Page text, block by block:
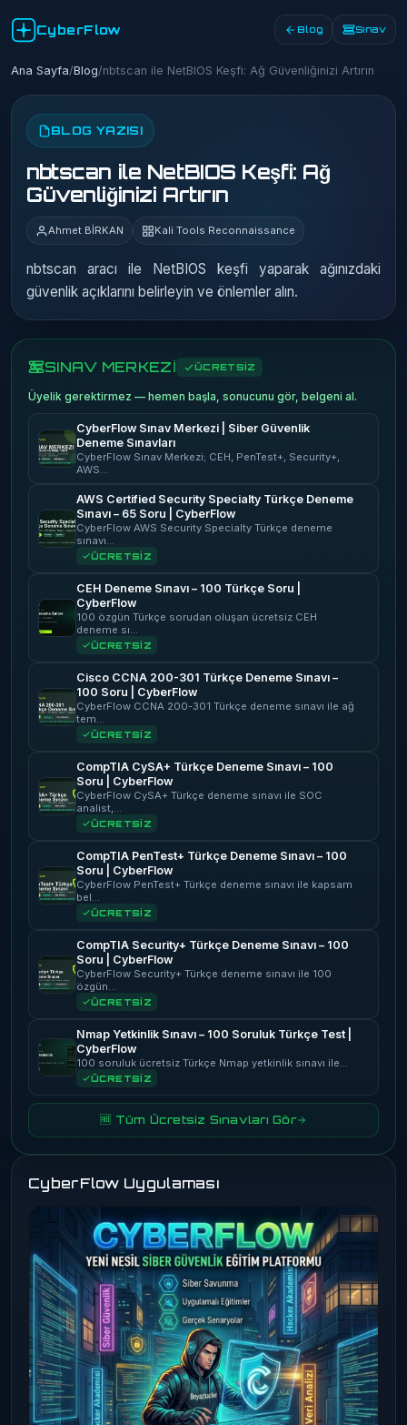
CyberFlow Blog Sınav
Ana Sayfa/Blog/nbtscan ile NetBIOS Keşfi: Ağ Güvenliğinizi Artırın
BLOG YAZISI
nbtscan ile NetBIOS Keşfi: Ağ
Güvenliğinizi Artırın
Ahmet BİRKAN Kali Tools Reconnaissance
nbtscan aracı ile NetBIOS keşfi yaparak ağınızdaki
güvenlik açıklarını belirleyin ve önlemler alın.
SINAV MERKEZİ ÜCRETSİZ
Üyelik gerektirmez — hemen başla, sonucunu gör, belgeni al.
CyberFlow Sınav Merkezi | Siber Güvenlik
Deneme Sınavları
CyberFlow Sınav Merkezi; CEH, PenTest+, Security+,
AWS…
AWS Certified Security Specialty Türkçe Deneme
Sınavı – 65 Soru | CyberFlow
CyberFlow AWS Security Specialty Türkçe deneme
sınavı…
ÜCRETSİZ
CEH Deneme Sınavı – 100 Türkçe Soru |
CyberFlow
100 özgün Türkçe sorudan oluşan ücretsiz CEH
deneme sı…
ÜCRETSİZ
Cisco CCNA 200-301 Türkçe Deneme Sınavı –
100 Soru | CyberFlow
CyberFlow CCNA 200-301 Türkçe deneme sınavı ile ağ
tem…
ÜCRETSİZ
CompTIA CySA+ Türkçe Deneme Sınavı – 100
Soru | CyberFlow
CyberFlow CySA+ Türkçe deneme sınavı ile SOC
analist,…
ÜCRETSİZ
CompTIA PenTest+ Türkçe Deneme Sınavı – 100
Soru | CyberFlow
CyberFlow PenTest+ Türkçe deneme sınavı ile kapsam
bel…
ÜCRETSİZ
CompTIA Security+ Türkçe Deneme Sınavı – 100
Soru | CyberFlow
CyberFlow Security+ Türkçe deneme sınavı ile 100
özgün…
ÜCRETSİZ
Nmap Yetkinlik Sınavı – 100 Soruluk Türkçe Test |
CyberFlow
100 soruluk ücretsiz Türkçe Nmap yetkinlik sınavı ile…
ÜCRETSİZ
🆓 Tüm Ücretsiz Sınavları Gör
CyberFlow Uygulaması